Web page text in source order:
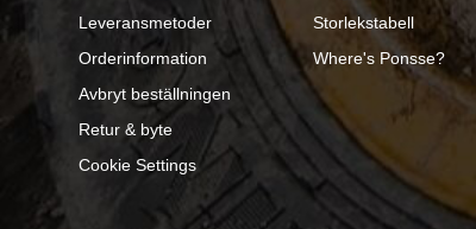
Leveransmetoder
Orderinformation
Avbryt beställningen
Retur & byte
Cookie Settings
Storlekstabell
Where's Ponsse?